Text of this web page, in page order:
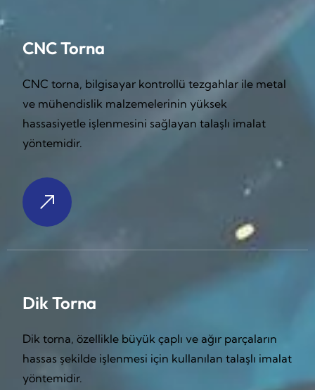
CNC Torna
CNC torna, bilgisayar kontrollü tezgahlar ile metal
ve mühendislik malzemelerinin yüksek
hassasiyetle işlenmesini sağlayan talaşlı imalat
yöntemidir.
Dik Torna
Dik torna, özellikle büyük çaplı ve ağır parçaların
hassas şekilde işlenmesi için kullanılan talaşlı imalat
yöntemidir.